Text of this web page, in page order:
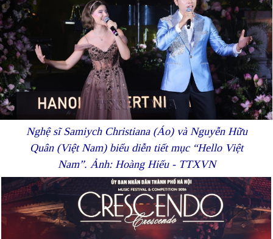
Nghệ sĩ Samiych Christiana (Áo) và Nguyễn Hữu
Quân (Việt Nam) biểu diễn tiết mục “Hello Việt
Nam”. Ảnh: Hoàng Hiếu - TTXVN